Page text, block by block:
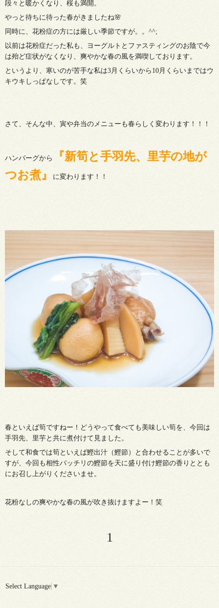
段々と暖かくなり、桜も満開。
やっと待ちに待った春がきましたね🌸
同時に、花粉症の方には厳しい季節ですが。。^^;
以前は花粉症だった私も、ヨーグルトとファスティングのお陰で今
は殆ど症状がなくなり、爽やかな春の風を満喫しております。
というより、寒いのが苦手な私は3月くらいから10月くらいまではウ
キウキしっぱなしです。笑
さて、そんな中、寅や弁当のメニューも春らしく変わります！！！
ハンバーグから
『新筍と手羽先、里芋の地が
つお煮』
に変わります！！
春といえば筍ですねー！どうやって食べても美味しい筍を、今回は
手羽先、里芋と共に煮付けて見ました。
そして和食では筍といえば鰹出汁（鰹節）と合わせることが多いで
すが、今回も相性バッチリの鰹節を天に盛り付け鰹節の香りととも
にお召し上がりくださいませ。
花粉なしの爽やかな春の風が吹き抜けますよー！笑
1
Select Language ▼